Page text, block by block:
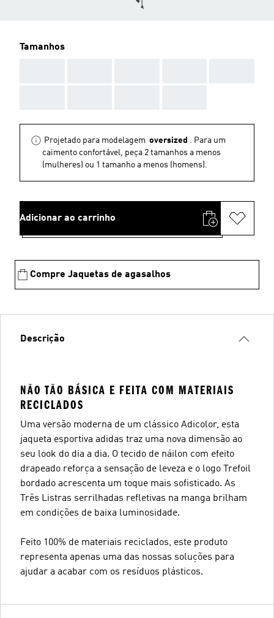
Tamanhos
Projetado para modelagem oversized . Para um
caimento confortável, peça 2 tamanhos a menos
(mulheres) ou 1 tamanho a menos (homens).
Adicionar ao carrinho
Compre Jaquetas de agasalhos
Descrição
NÃO TÃO BÁSICA E FEITA COM MATERIAIS
RECICLADOS
Uma versão moderna de um clássico Adicolor, esta
jaqueta esportiva adidas traz uma nova dimensão ao
seu look do dia a dia. O tecido de náilon com efeito
drapeado reforça a sensação de leveza e o logo Trefoil
bordado acrescenta um toque mais sofisticado. As
Três Listras serrilhadas refletivas na manga brilham
em condições de baixa luminosidade.
Feito 100% de materiais reciclados, este produto
representa apenas uma das nossas soluções para
ajudar a acabar com os resíduos plásticos.